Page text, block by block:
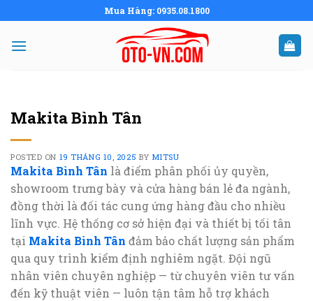
to
content
Mua Hàng: 0935.08.1800
Makita Bình Tân
POSTED ON 19 THÁNG 10, 2025 BY MITSU
Makita Bình Tân là điểm phân phối ủy quyền,
showroom trưng bày và cửa hàng bán lẻ đa ngành,
đồng thời là đối tác cung ứng hàng đầu cho nhiều
lĩnh vực. Hệ thống cơ sở hiện đại và thiết bị tối tân
tại Makita Bình Tân đảm bảo chất lượng sản phẩm
qua quy trình kiểm định nghiêm ngặt. Đội ngũ
nhân viên chuyên nghiệp — từ chuyên viên tư vấn
đến kỹ thuật viên — luôn tận tâm hỗ trợ khách